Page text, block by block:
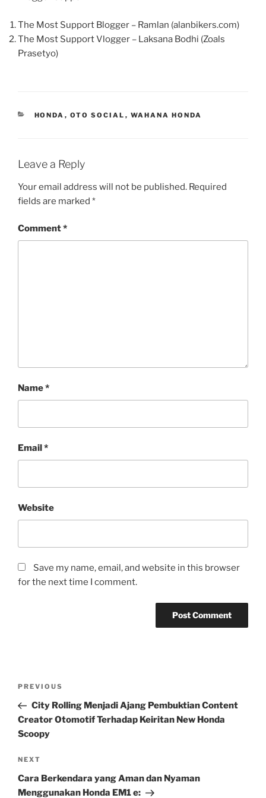
The Most Support Blogger – Ramlan (alanbikers.com)
The Most Support Vlogger – Laksana Bodhi (Zoals
Prasetyo)
CATEGORIES
HONDA , OTO SOCIAL , WAHANA HONDA
Leave a Reply
Your email address will not be published. Required
fields are marked *
Comment*
Name*
Email *
Website
Save my name, email, and website in this browser
for the next time I comment.
Previous
Post
PREVIOUS
City Rolling Menjadi Ajang Pembuktian Content
Creator Otomotif Terhadap Keiritan New Honda
Scoopy
Next
Post
NEXT
Cara Berkendara yang Aman dan Nyaman
Menggunakan Honda EM1 e: